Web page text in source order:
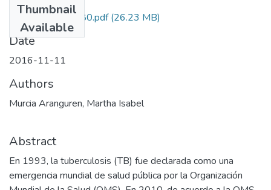
Thumbnail
Available
110156934280.pdf(26.23 MB)
Date
2016-11-11
Authors
Murcia Aranguren, Martha Isabel
Abstract
En 1993, la tuberculosis (TB) fue declarada como una
emergencia mundial de salud pública por la Organización